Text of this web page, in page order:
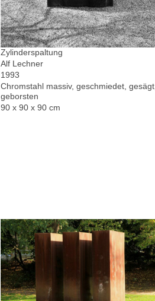
Zylinderspaltung
Alf Lechner
1993
Chromstahl massiv, geschmiedet, gesägt,
geborsten
90 x 90 x 90 cm